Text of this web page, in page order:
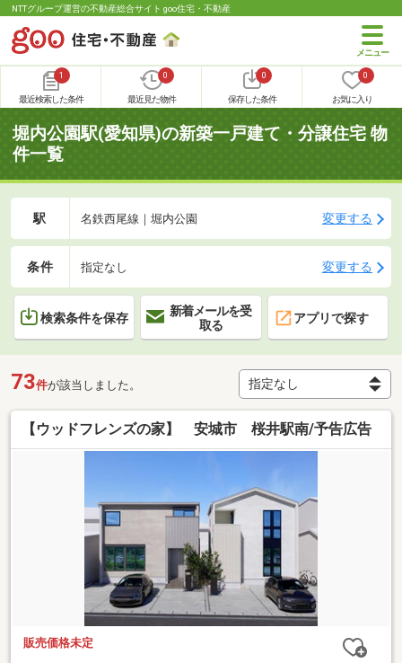
NTTグループ運営の不動産総合サイト goo住宅・不動産
1
最近検索した条件
0
最近見た物件
0
保存した条件
0
お気に入り
堀内公園駅(愛知県)の新築一戸建て・分譲住宅 物
件一覧
駅 名鉄西尾線｜堀内公園 変更する
条件 指定なし 変更する
検索条件を保存
新着メールを受
取る
アプリで探す
73件が該当しました。
【ウッドフレンズの家】 安城市 桜井駅南/予告広告
販売価格未定